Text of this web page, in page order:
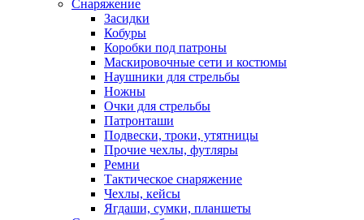
Снаряжение
Засидки
Кобуры
Коробки под патроны
Маскировочные сети и костюмы
Наушники для стрельбы
Ножны
Очки для стрельбы
Патронташи
Подвески, троки, утятницы
Прочие чехлы, футляры
Ремни
Тактическое снаряжение
Чехлы, кейсы
Ягдаши, сумки, планшеты